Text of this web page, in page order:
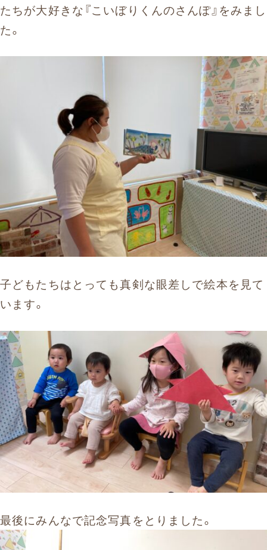
たちが大好きな『こいぼりくんのさんぽ』をみまし
た。
子どもたちはとっても真剣な眼差しで絵本を見て
います。
最後にみんなで記念写真をとりました。